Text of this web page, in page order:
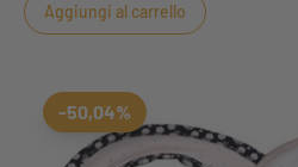
Aggiungi al carrello
-50,04%